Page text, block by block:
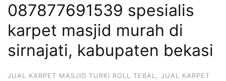
087877691539 spesialis
karpet masjid murah di
sirnajati, kabupaten bekasi
JUAL KARPET MASJID TURKI ROLL TEBAL
JUAL KARPET